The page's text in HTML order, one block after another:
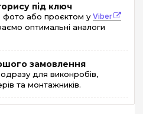
під ключ
або проєктом уViber
оптимальні аналоги
замовлення
для виконробів,
та монтажників.